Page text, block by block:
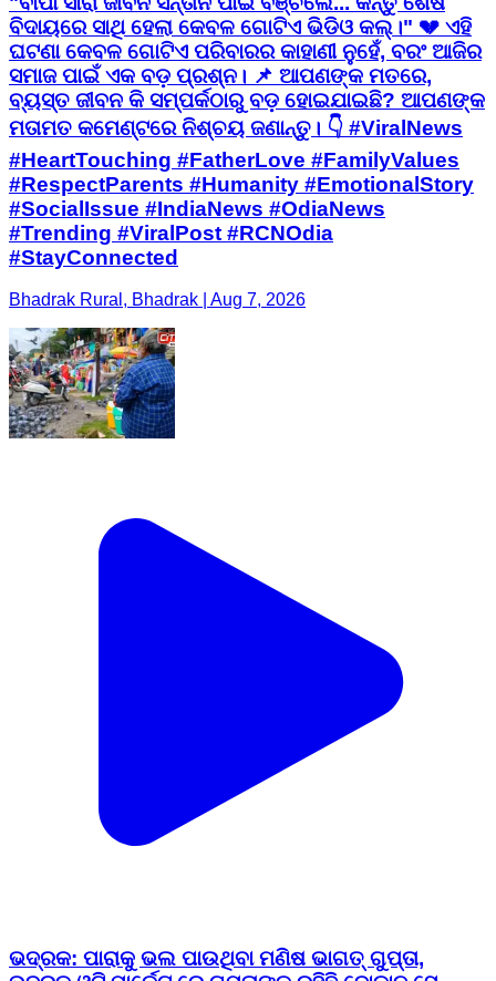
ବିଦାୟରେ ସାଥି ହେଲା କେବଳ ଗୋଟିଏ ଭିଡିଓ କଲ୍।" 💔 ଏହି
ଘଟଣା କେବଳ ଗୋଟିଏ ପରିବାରର କାହାଣୀ ନୁହେଁ, ବରଂ ଆଜିର
ସମାଜ ପାଇଁ ଏକ ବଡ଼ ପ୍ରଶ୍ନ। 📌 ଆପଣଙ୍କ ମତରେ,
ବ୍ୟସ୍ତ ଜୀବନ କି ସମ୍ପର୍କଠାରୁ ବଡ଼ ହୋଇଯାଇଛି? ଆପଣଙ୍କ
ମତାମତ କମେଣ୍ଟରେ ନିଶ୍ଚୟ ଜଣାନ୍ତୁ। 👇 #ViralNews
#HeartTouching #FatherLove #FamilyValues
#RespectParents #Humanity #EmotionalStory
#SocialIssue #IndiaNews #OdiaNews
#Trending #ViralPost #RCNOdia
#StayConnected
Bhadrak Rural, Bhadrak | Aug 7, 2026
ଭଦ୍ରକ: ପାରାକୁ ଭଲ ପାଉଥିବା ମଣିଷ ଭାଗତ୍ ଗୁପ୍ତା,